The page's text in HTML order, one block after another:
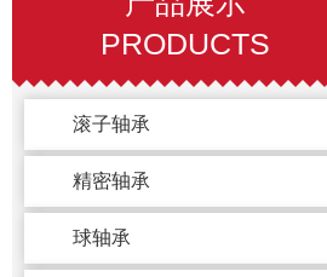
PRODUCTS
滚子轴承
精密轴承
球轴承